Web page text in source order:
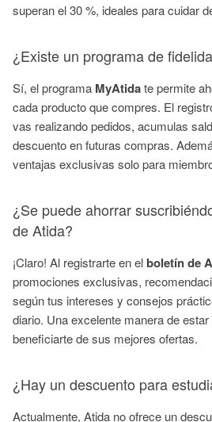
superan el 30 %, ideales para cuidar
¿Existe un programa de
Sí, el programa MyAtidate permite
cada producto que compres. El
vas realizando pedidos, acumulas
descuento en futuras compras.
ventajas exclusivas solo para
¿Se puede ahorrar
de Atida?
¡Claro! Al registrarte en el boletín de
promociones exclusivas,
según tus intereses y consejos
diario. Una excelente manera de
beneficiarte de sus mejores ofertas.
¿Hay un descuento para
Actualmente, Atida no ofrece un